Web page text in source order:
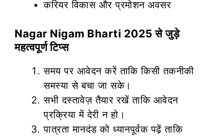
करियर विकास और प्रमोशन अवसर
Nagar Nigam Bharti 2025 से जुड़े
महत्वपूर्ण टिप्स
समय पर आवेदन करें ताकि किसी तकनीकी
समस्या से बचा जा सके।
सभी दस्तावेज़ तैयार रखें ताकि आवेदन
प्रक्रिया में देरी न हो।
पात्रता मानदंड को ध्यानपूर्वक पढ़ें ताकि